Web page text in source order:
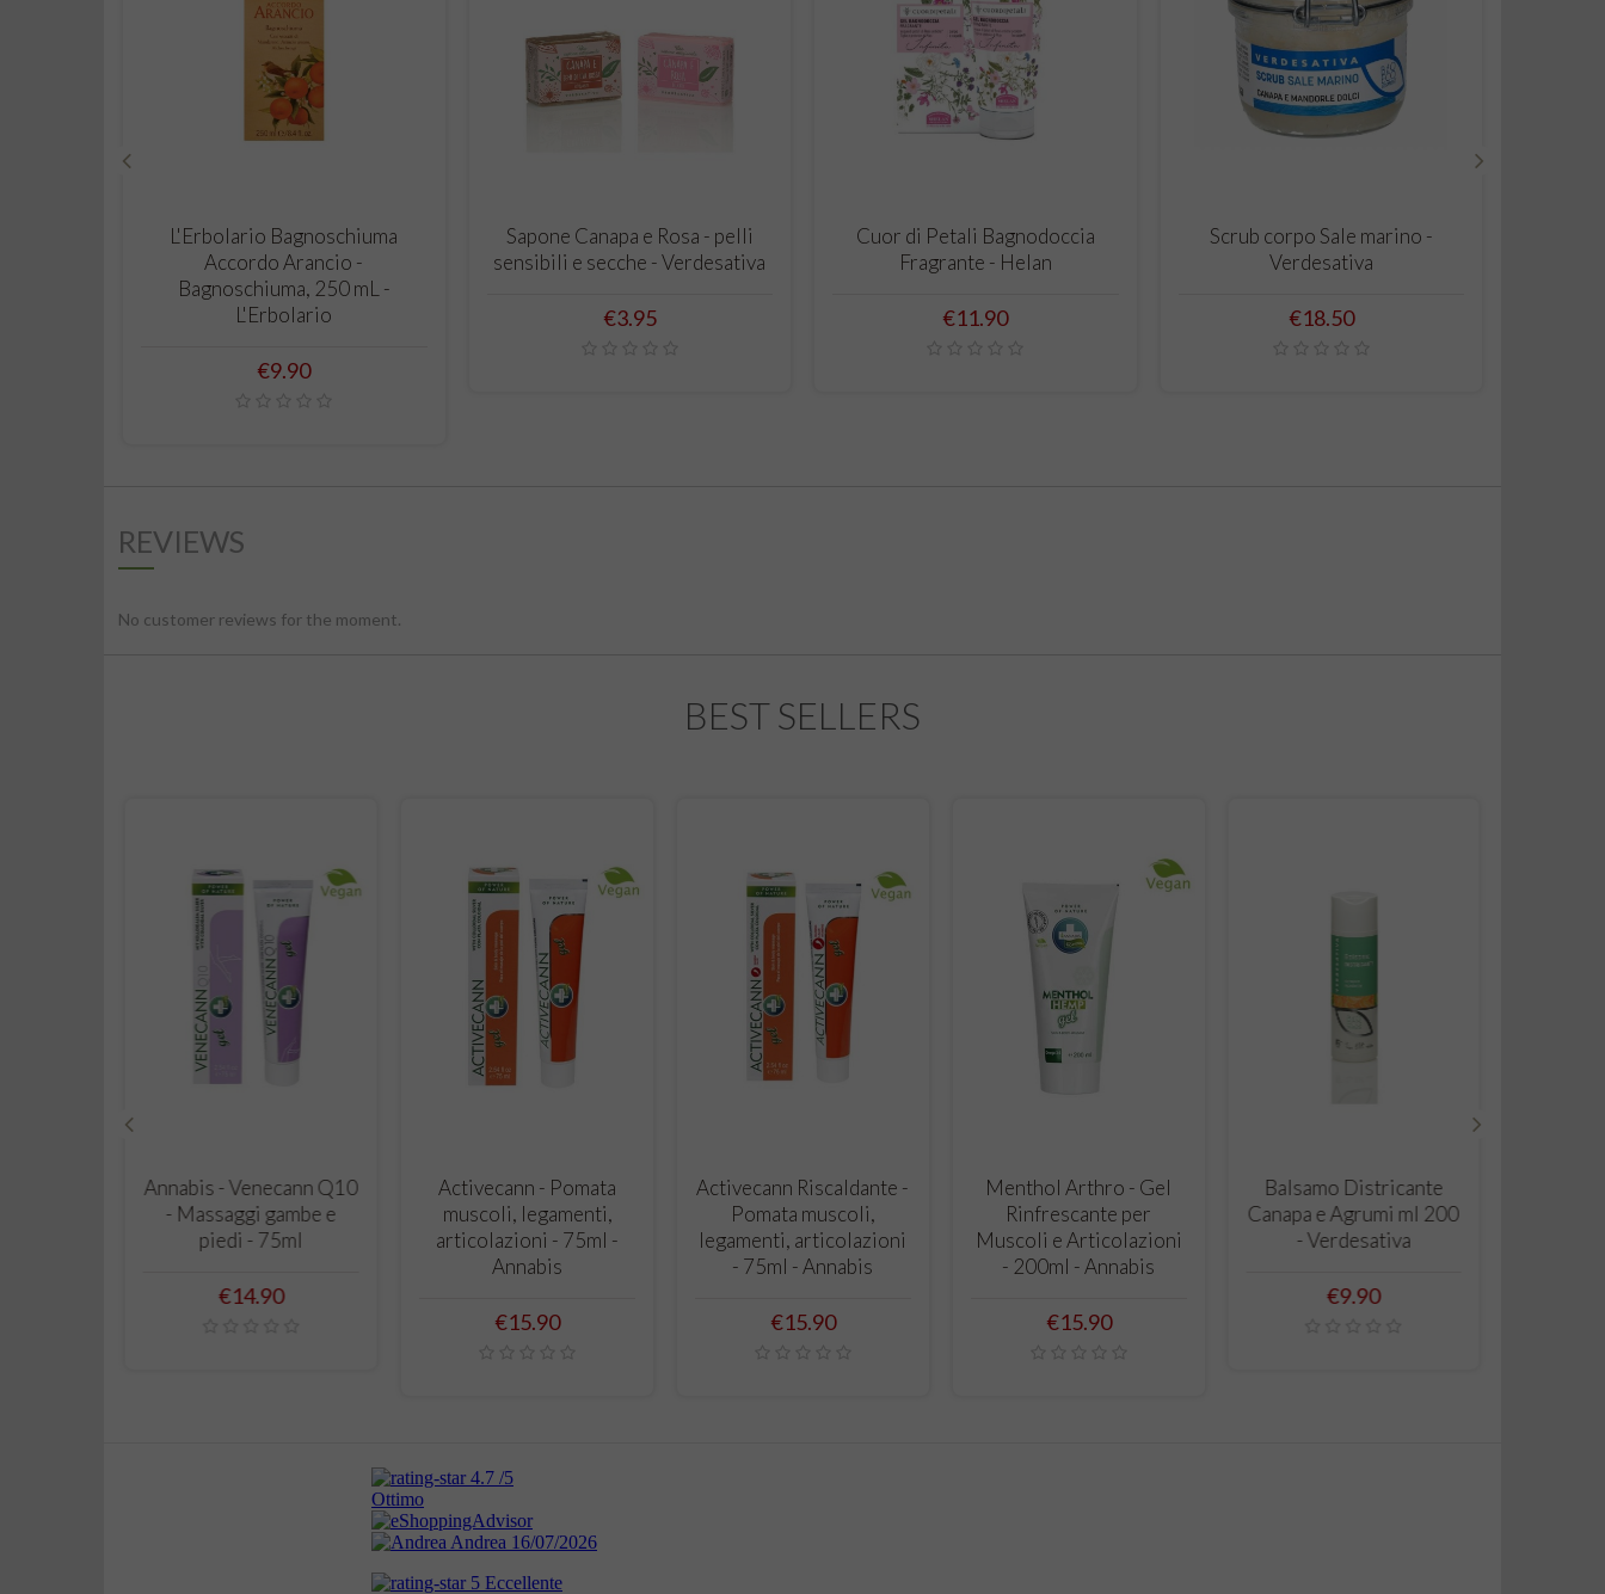
ADD TO CART
L'Erbolario Bagnoschiuma
Accordo Arancio -
Bagnoschiuma, 250 mL -
L'Erbolario
Price
€9.90
ADD TO CART
Sapone Canapa e Rosa - pelli
sensibili e secche - Verdesativa
Price
€3.95
ADD TO CART
Cuor di Petali Bagnodoccia
Fragrante - Helan
Price
€11.90
ADD TO CART
Scrub corpo Sale marino -
Verdesativa
Price
€18.50
REVIEWS
No customer reviews for the moment.
BEST SELLERS
ADD TO CART
Annabis - Venecann Q10
- Massaggi gambe e
piedi - 75ml
Price
€14.90
ADD TO CART
Activecann - Pomata
muscoli, legamenti,
articolazioni - 75ml -
Annabis
Price
€15.90
ADD TO CART
Activecann Riscaldante -
Pomata muscoli,
legamenti, articolazioni
- 75ml - Annabis
Price
€15.90
ADD TO CART
Menthol Arthro - Gel
Rinfrescante per
Muscoli e Articolazioni
- 200ml - Annabis
Price
€15.90
ADD TO CART
Balsamo Districante
Canapa e Agrumi ml 200
- Verdesativa
Price
€9.90